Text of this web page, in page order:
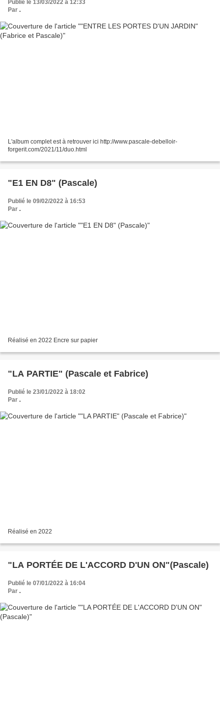
Publié le 13/03/2022 à 12:33
Par .
L'album complet est à retrouver ici http://www.pascale-debelloir-
forgerit.com/2021/11/duo.html
"E1 EN D8" (Pascale)
Publié le 09/02/2022 à 16:53
Par .
Réalisé en 2022 Encre sur papier
"LA PARTIE" (Pascale et Fabrice)
Publié le 23/01/2022 à 18:02
Par .
Réalisé en 2022
"LA PORTÉE DE L'ACCORD D'UN ON"(Pascale)
Publié le 07/01/2022 à 16:04
Par .